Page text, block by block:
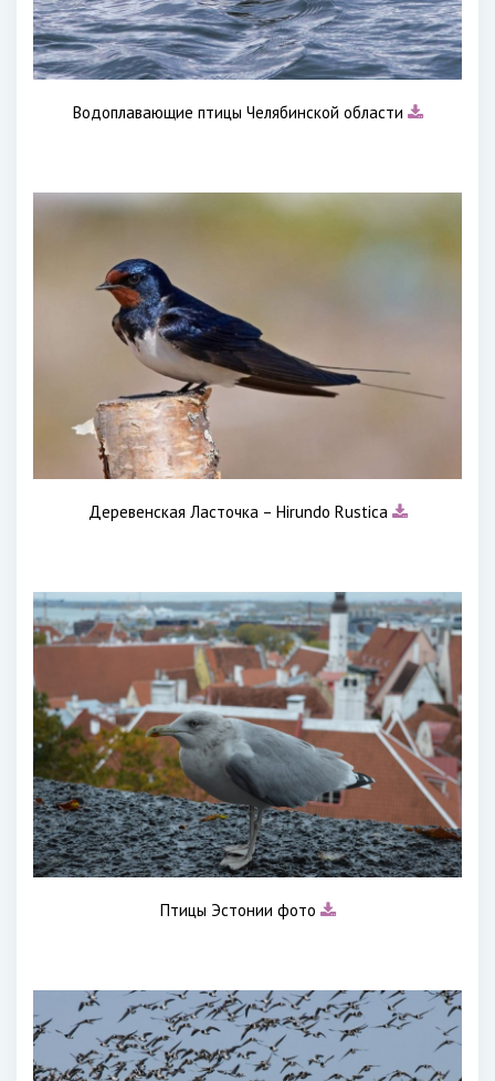
Водоплавающие птицы Челябинской области
Деревенская Ласточка – Hirundo Rustica
Птицы Эстонии фото